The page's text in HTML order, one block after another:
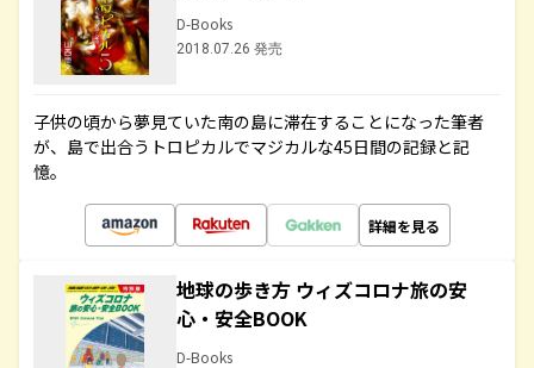
D-Books
2018.07.26 発売
子供の頃から夢見ていた南の島に滞在することになった筆者
が、島で出合うトロピカルでマジカルな45日間の記録と記
憶。
詳細を見る
地球の歩き方 ウィズコロナ旅の安
心・安全BOOK
D-Books